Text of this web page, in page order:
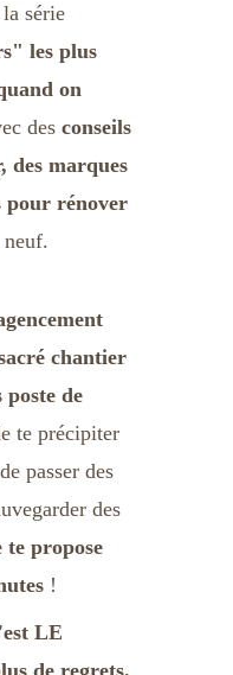
chantier
poste de
te précipiter
passer des
des
te propose
!
LE
de regrets.
série
les plus
on
des conseils
des marques
pour rénover